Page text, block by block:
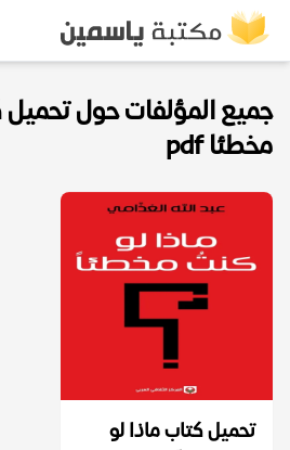
جميع المؤلفات حول تحميل
مخطئا pdf
تحميل كتاب ماذا لو